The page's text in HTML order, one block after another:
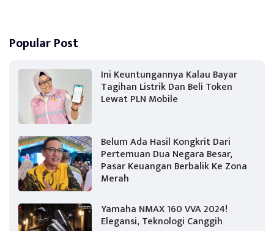
Popular Post
Ini Keuntungannya Kalau Bayar
Tagihan Listrik Dan Beli Token
Lewat PLN Mobile
Belum Ada Hasil Kongkrit Dari
Pertemuan Dua Negara Besar,
Pasar Keuangan Berbalik Ke Zona
Merah
Yamaha NMAX 160 VVA 2024!
Elegansi, Teknologi Canggih